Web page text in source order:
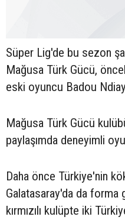
Süper Lig'de bu sezon
Mağusa Türk Gücü,
eski oyuncu Badou
Mağusa Türk Gücü
paylaşımda deneyimli
Daha önce Türkiye'nin
Galatasaray'da da forma
kırmızılı kulüpte iki